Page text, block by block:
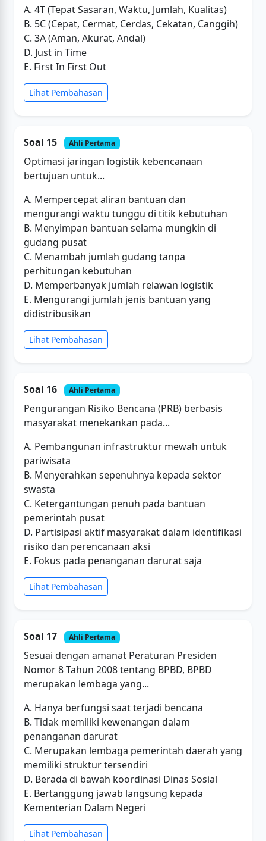
A. 4T (Tepat Sasaran, Waktu, Jumlah, Kualitas)
B. 5C (Cepat, Cermat, Cerdas, Cekatan, Canggih)
C. 3A (Aman, Akurat, Andal)
D. Just in Time
E. First In First Out
Lihat Pembahasan
Soal 15 Ahli Pertama
Optimasi jaringan logistik kebencanaan
bertujuan untuk...
A. Mempercepat aliran bantuan dan
mengurangi waktu tunggu di titik kebutuhan
B. Menyimpan bantuan selama mungkin di
gudang pusat
C. Menambah jumlah gudang tanpa
perhitungan kebutuhan
D. Memperbanyak jumlah relawan logistik
E. Mengurangi jumlah jenis bantuan yang
didistribusikan
Lihat Pembahasan
Soal 16 Ahli Pertama
Pengurangan Risiko Bencana (PRB) berbasis
masyarakat menekankan pada...
A. Pembangunan infrastruktur mewah untuk
pariwisata
B. Menyerahkan sepenuhnya kepada sektor
swasta
C. Ketergantungan penuh pada bantuan
pemerintah pusat
D. Partisipasi aktif masyarakat dalam identifikasi
risiko dan perencanaan aksi
E. Fokus pada penanganan darurat saja
Lihat Pembahasan
Soal 17 Ahli Pertama
Sesuai dengan amanat Peraturan Presiden
Nomor 8 Tahun 2008 tentang BPBD, BPBD
merupakan lembaga yang...
A. Hanya berfungsi saat terjadi bencana
B. Tidak memiliki kewenangan dalam
penanganan darurat
C. Merupakan lembaga pemerintah daerah yang
memiliki struktur tersendiri
D. Berada di bawah koordinasi Dinas Sosial
E. Bertanggung jawab langsung kepada
Kementerian Dalam Negeri
Lihat Pembahasan